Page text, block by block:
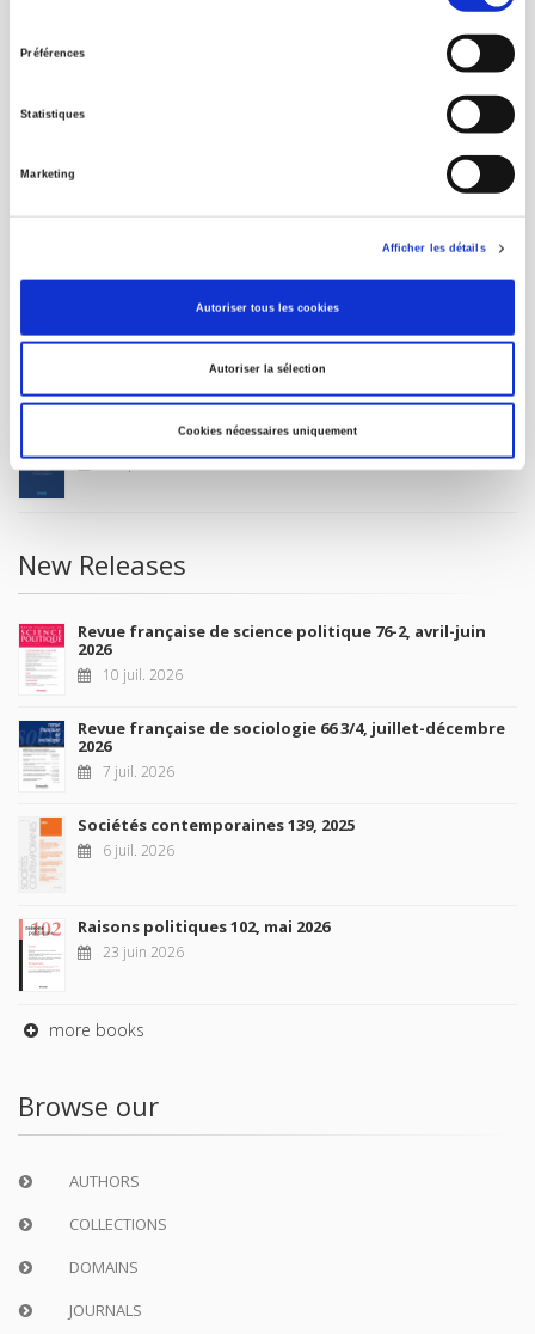
Préférences
Statistiques
Marketing
Afficher les détails
Autoriser tous les cookies
Autoriser la sélection
Cookies nécessaires uniquement
SCIENCES PO UNIVERSITY PRESS has a threefold role: to publish
original research, to edit reference works for student use, and to
help public and political debate.
FOREIGN RIGHTS
FOR BOOKSHOPS
MY ACCOUNT
Future Releases
La France et l'Union européenne
4 sept. 2026
New Releases
Revue française de science politique 76-2, avril-juin
2026
10 juil. 2026
Revue française de sociologie 66 3/4, juillet-décembre
2026
7 juil. 2026
Sociétés contemporaines 139, 2025
6 juil. 2026
Raisons politiques 102, mai 2026
23 juin 2026
more books
Browse our
AUTHORS
COLLECTIONS
DOMAINS
JOURNALS